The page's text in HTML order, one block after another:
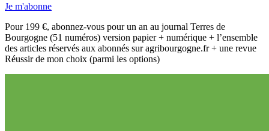
Je m'abonne
Pour 199 €, abonnez-vous pour un an au journal Terres de
Bourgogne (51 numéros) version papier + numérique + l’ensemble
des articles réservés aux abonnés sur agribourgogne.fr + une revue
Réussir de mon choix (parmi les options)